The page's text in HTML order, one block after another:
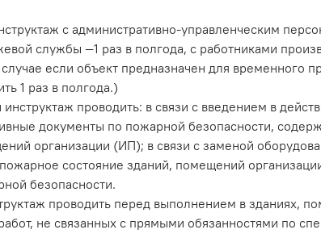
с административно-управленческим
службы —1 раз в полгода, с работниками
если объект предназначен для временного
1 раз в полгода.)
проводить: в связи с введением в
документы по пожарной безопасности,
организации (ИП); в связи с заменой
состояние зданий, помещений
безопасности.
проводить перед выполнением в зданиях,
не связанных с прямыми обязанностями по